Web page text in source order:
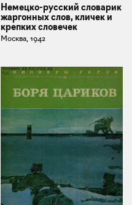
Немецко-русский словарик
жаргонных слов, кличек и
крепких словечек
Москва, 1942